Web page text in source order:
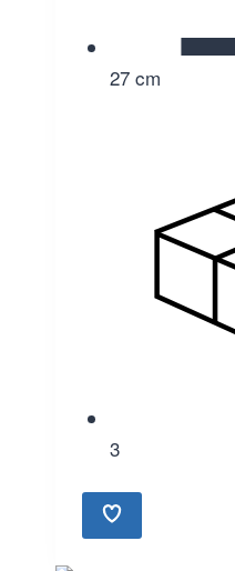
27 cm
3